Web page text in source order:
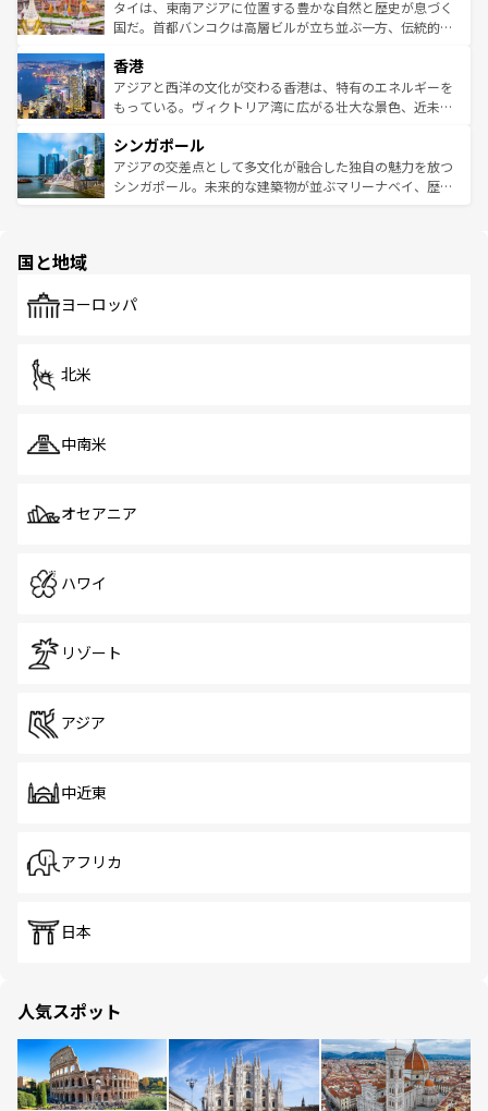
わってみてほしい。 なお、新着の韓国情報はコンテンツ一
覧を参照してほしい。
ーチミン市のフランス統治時代の建物も、独特の雰囲気を
醸し出している。また、バラエティの豊かさとおいしさで
とつ。フォーやバインミー、ベトナムコーヒーなどは、ぜ
ひ現地で味わいたい。どの地域を訪れてもあたたかい人々
が旅行者を迎えてくれるので、きっと忘れられない旅にな
参照してほしい。
タイは、東南アジアに位置する豊かな自然と歴史が息づく
国だ。首都バンコクは高層ビルが立ち並ぶ一方、伝統的な
の活気が交差している。北部ではチェンマイなどの山岳地
帯で自然と触れ合い、南部ではプーケットやクラビの美し
いビーチでリゾート気分を楽しむことができる。タイ料理
激する。気候は一年中温暖で、どの季節にも異なる楽しみ
が待っている。親しみやすいタイの人々、仏教を中心とし
た文化、そして多様な観光資源が、訪れる旅人を魅了し続
香港
アジアと西洋の文化が交わる香港は、特有のエネルギーを
もっている。ヴィクトリア湾に広がる壮大な景色、近未来
み、どこを訪れても感動するはず。観光スポットが密集し
ており、効率よく見どころを回れるのも魅力。息をのむよ
うな絶景から文化的な体験まで、香港を存分に楽しみ尽く
シンガポール
アジアの交差点として多文化が融合した独自の魅力を放つ
シンガポール。未来的な建築物が並ぶマリーナベイ、歴史
で、ホーカーズは地元の風情を楽しめる外せないスポット
国と地域
ヨーロッパ
北米
中南米
オセアニア
ハワイ
リゾート
アジア
中近東
アフリカ
日本
人気スポット